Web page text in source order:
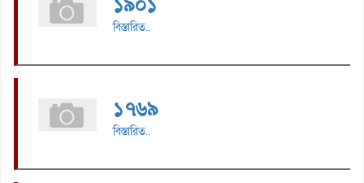
বিস্তারিত..
১৭৬৯
বিস্তারিত..